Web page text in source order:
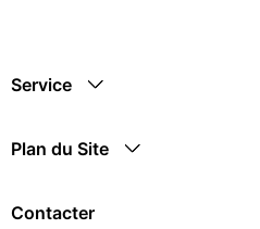
Service
Plan du Site
Contacter